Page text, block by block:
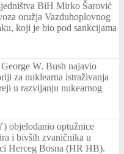
BiH Mirko Šarović
oružja Vazduhoplovnog
koji je bio pod sankcijama
W. Bush najavio
za nuklearna istraživanja
u razvijanju nukearnog
objelodanio optužnice
i bivših zvaničnika u
Herceg Bosna (HR HB).